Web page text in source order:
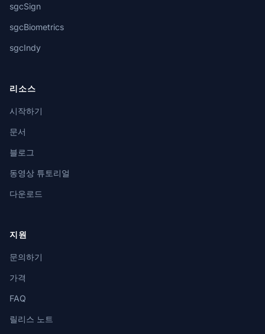
sgcSign
sgcBiometrics
sgcIndy
리소스
시작하기
문서
블로그
동영상 튜토리얼
다운로드
지원
문의하기
가격
FAQ
릴리스 노트